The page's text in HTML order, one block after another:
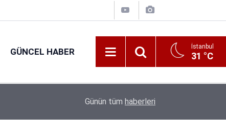
GÜNCEL HABER İstanbul
31 °C
Tarım Bakanlığı 1.874 Sözleşmeli Personel
Günün tüm haberleri